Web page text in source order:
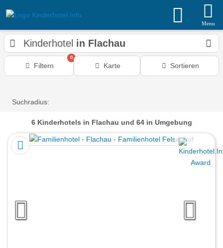
Menu
Kinderhotel in Flachau
Filtern
0
Karte Sortieren
Suchradius:
6Kinderhotels in Flachau und 64 in Umgebung